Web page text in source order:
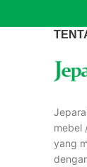
mebel
yang